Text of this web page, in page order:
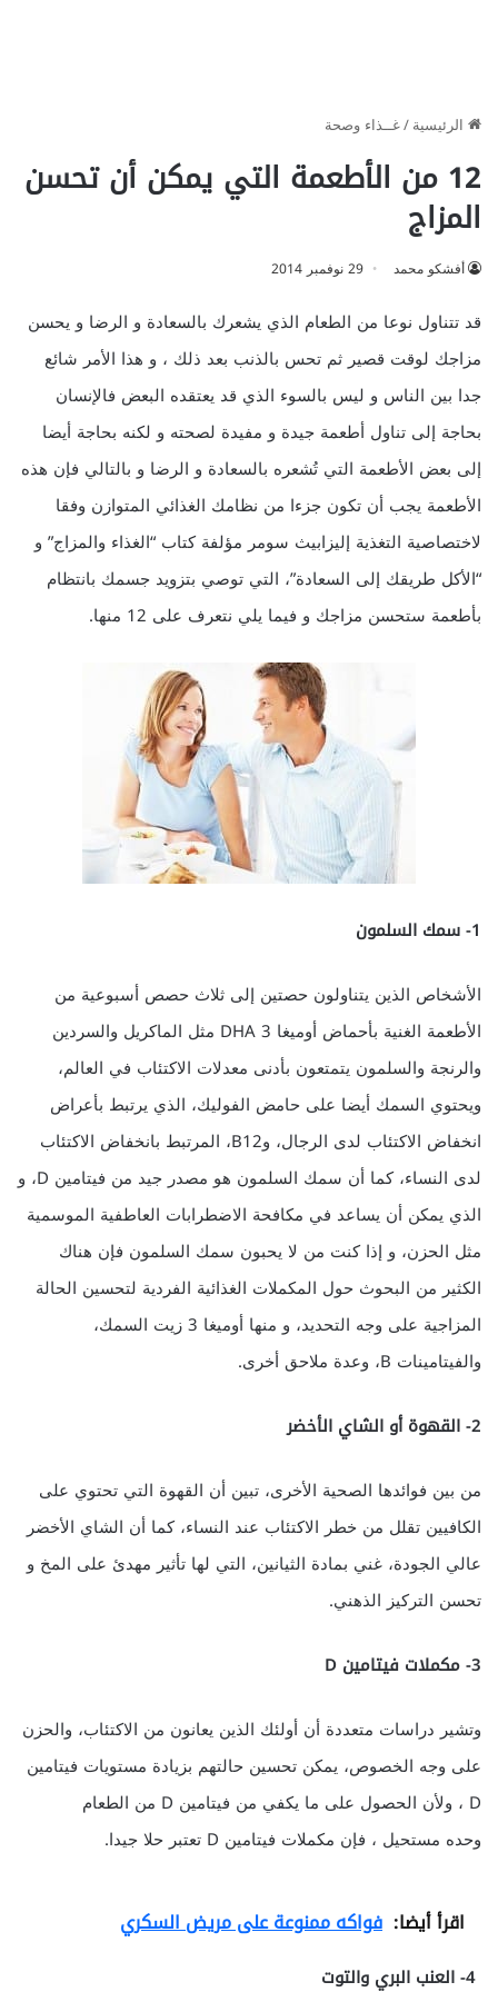
الرئيسية/غــذاء وصحة
12 من الأطعمة التي يمكن أن تحسن
المزاج
أفشكو محمد 29 نوفمبر 2014
قد تتناول نوعا من الطعام الذي يشعرك بالسعادة و الرضا و يحسن
مزاجك لوقت قصير ثم تحس بالذنب بعد ذلك ، و هذا الأمر شائع
جدا بين الناس و ليس بالسوء الذي قد يعتقده البعض فالإنسان
بحاجة إلى تناول أطعمة جيدة و مفيدة لصحته و لكنه بحاجة أيضا
إلى بعض الأطعمة التي تُشعره بالسعادة و الرضا و بالتالي فإن هذه
الأطعمة يجب أن تكون جزءا من نظامك الغذائي المتوازن وفقا
لاختصاصية التغذية إليزابيث سومر مؤلفة كتاب “الغذاء والمزاج” و
“الأكل طريقك إلى السعادة”، التي توصي بتزويد جسمك بانتظام
بأطعمة ستحسن مزاجك و فيما يلي نتعرف على 12 منها.
1- سمك السلمون
الأشخاص الذين يتناولون حصتين إلى ثلاث حصص أسبوعية من
الأطعمة الغنية بأحماض أوميغا 3 DHA مثل الماكريل والسردين
والرنجة والسلمون يتمتعون بأدنى معدلات الاكتئاب في العالم،
ويحتوي السمك أيضا على حامض الفوليك، الذي يرتبط بأعراض
انخفاض الاكتئاب لدى الرجال، وB12، المرتبط بانخفاض الاكتئاب
لدى النساء، كما أن سمك السلمون هو مصدر جيد من فيتامين D، و
الذي يمكن أن يساعد في مكافحة الاضطرابات العاطفية الموسمية
مثل الحزن، و إذا كنت من لا يحبون سمك السلمون فإن هناك
الكثير من البحوث حول المكملات الغذائية الفردية لتحسين الحالة
المزاجية على وجه التحديد، و منها أوميغا 3 زيت السمك،
والفيتامينات B، وعدة ملاحق أخرى.
2- القهوة أو الشاي الأخضر
من بين فوائدها الصحية الأخرى، تبين أن القهوة التي تحتوي على
الكافيين تقلل من خطر الاكتئاب عند النساء، كما أن الشاي الأخضر
عالي الجودة، غني بمادة الثيانين، التي لها تأثير مهدئ على المخ و
تحسن التركيز الذهني.
3- مكملات فيتامين D
وتشير دراسات متعددة أن أولئك الذين يعانون من الاكتئاب، والحزن
على وجه الخصوص، يمكن تحسين حالتهم بزيادة مستويات فيتامين
D ، ولأن الحصول على ما يكفي من فيتامين D من الطعام
وحده مستحيل ، فإن مكملات فيتامين D تعتبر حلا جيدا.
اقرأ أيضا: فواكه ممنوعة على مريض السكري